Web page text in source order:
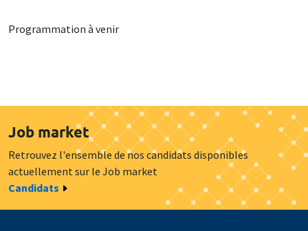
Programmation à venir
Job market
Retrouvez l'ensemble de nos candidats disponibles
actuellement sur le Job market
Candidats